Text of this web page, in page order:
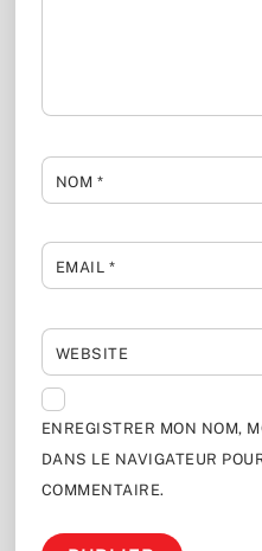
NOM *
EMAIL *
WEBSITE
ENREGISTRER MON NOM,
DANS LE NAVIGATEUR
COMMENTAIRE.